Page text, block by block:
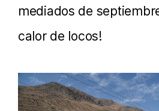
mediados de
calor de locos!